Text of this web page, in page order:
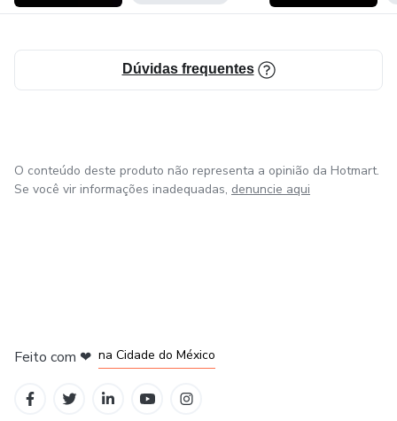
Dúvidas frequentes
O conteúdo deste produto não representa a opinião da Hotmart.
Se você vir informações inadequadas, denuncie aqui
Feito com ❤ na Cidade do México